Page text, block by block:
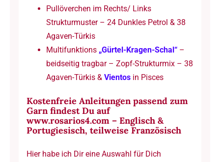
Pullöverchen im Rechts/ Links
Strukturmuster – 24 Dunkles Petrol & 38
Agaven-Türkis
Multifunktions „Gürtel-Kragen-Schal“–
beidseitig tragbar – Zopf-Strukturmix – 38
Agaven-Türkis & Vientosin Pisces
Kostenfreie Anleitungen passend zum
Garn findest Du auf
www.rosarios4.com – Englisch &
Portugiesisch, teilweise Französisch
Hier habe ich Dir eine Auswahl für Dich